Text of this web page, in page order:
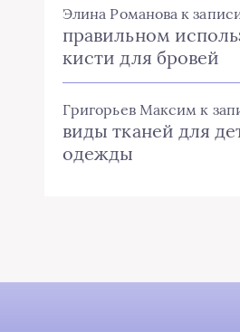
Элина Романова к
правильном
кисти для бровей
Григорьев Максим к
виды тканей для
одежды